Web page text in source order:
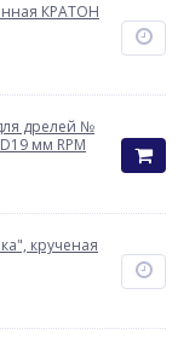
КРАТОН
дрелей №
мм RPM
крученая